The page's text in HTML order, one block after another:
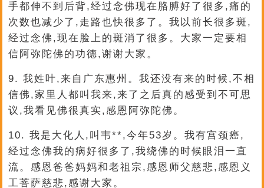
手都伸不到后背,经过念佛现在胳膊好了很多,痛的
次数也减少了,走路也快很多了。我以前长很多斑,
经过念佛,现在脸上的斑消了很多。大家一定要相
信阿弥陀佛的功德,谢谢大家。
9. 我姓叶,来自广东惠州。我还没有来的时候,不相
信佛,家里人都叫我来,来了之后真的感受到不可思
议,我看见佛很真实,感恩阿弥陀佛。
10. 我是大化人,叫韦**,今年53岁。我有宫颈癌,
经过念佛我的病好很多了,我绕佛的时候眼泪一直
流。感恩爸爸妈妈和老祖宗,感恩师父慈悲,感恩义
工菩萨慈悲,感谢大家。